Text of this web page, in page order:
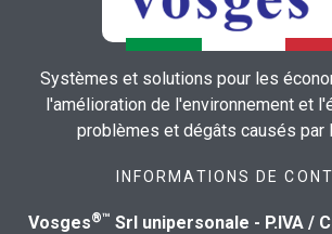
Systèmes et solutions pour les
l'amélioration de l'environnement et
problèmes et dégâts causés par
INFORMATIONS DE
Vosges®™ Srl unipersonale - P.IVA /